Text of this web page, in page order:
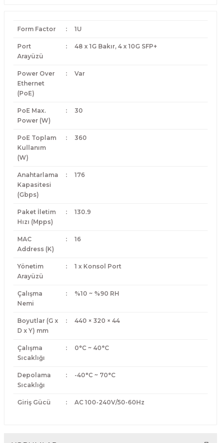
Form Factor : 1U
Port
Arayüzü
: 48 x 1G Bakır, 4 x 10G SFP+
Power Over
Ethernet
(PoE)
: Var
PoE Max.
Power (W)
: 30
PoE Toplam
Kullanım
(W)
: 360
Anahtarlama
Kapasitesi
(Gbps)
: 176
Paket İletim
Hızı (Mpps)
: 130.9
MAC
Address (K)
: 16
Yönetim
Arayüzü
: 1 x Konsol Port
Çalışma
Nemi
: %10 ~ %90 RH
Boyutlar (G x
D x Y) mm
: 440 × 320 × 44
Çalışma
Sıcaklığı
: 0°C ~ 40°C
Depolama
Sıcaklığı
: -40°C ~ 70°C
Giriş Gücü : AC 100-240V/50-60Hz